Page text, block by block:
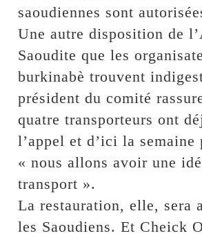
saoudiennes sont
Une autre disposition de
Saoudite que les
burkinabè trouvent
président du comité
quatre transporteurs ont
l’appel et d’ici la semaine
« nous allons avoir une
transport ».
La restauration, elle, sera
les Saoudiens. Et Cheick